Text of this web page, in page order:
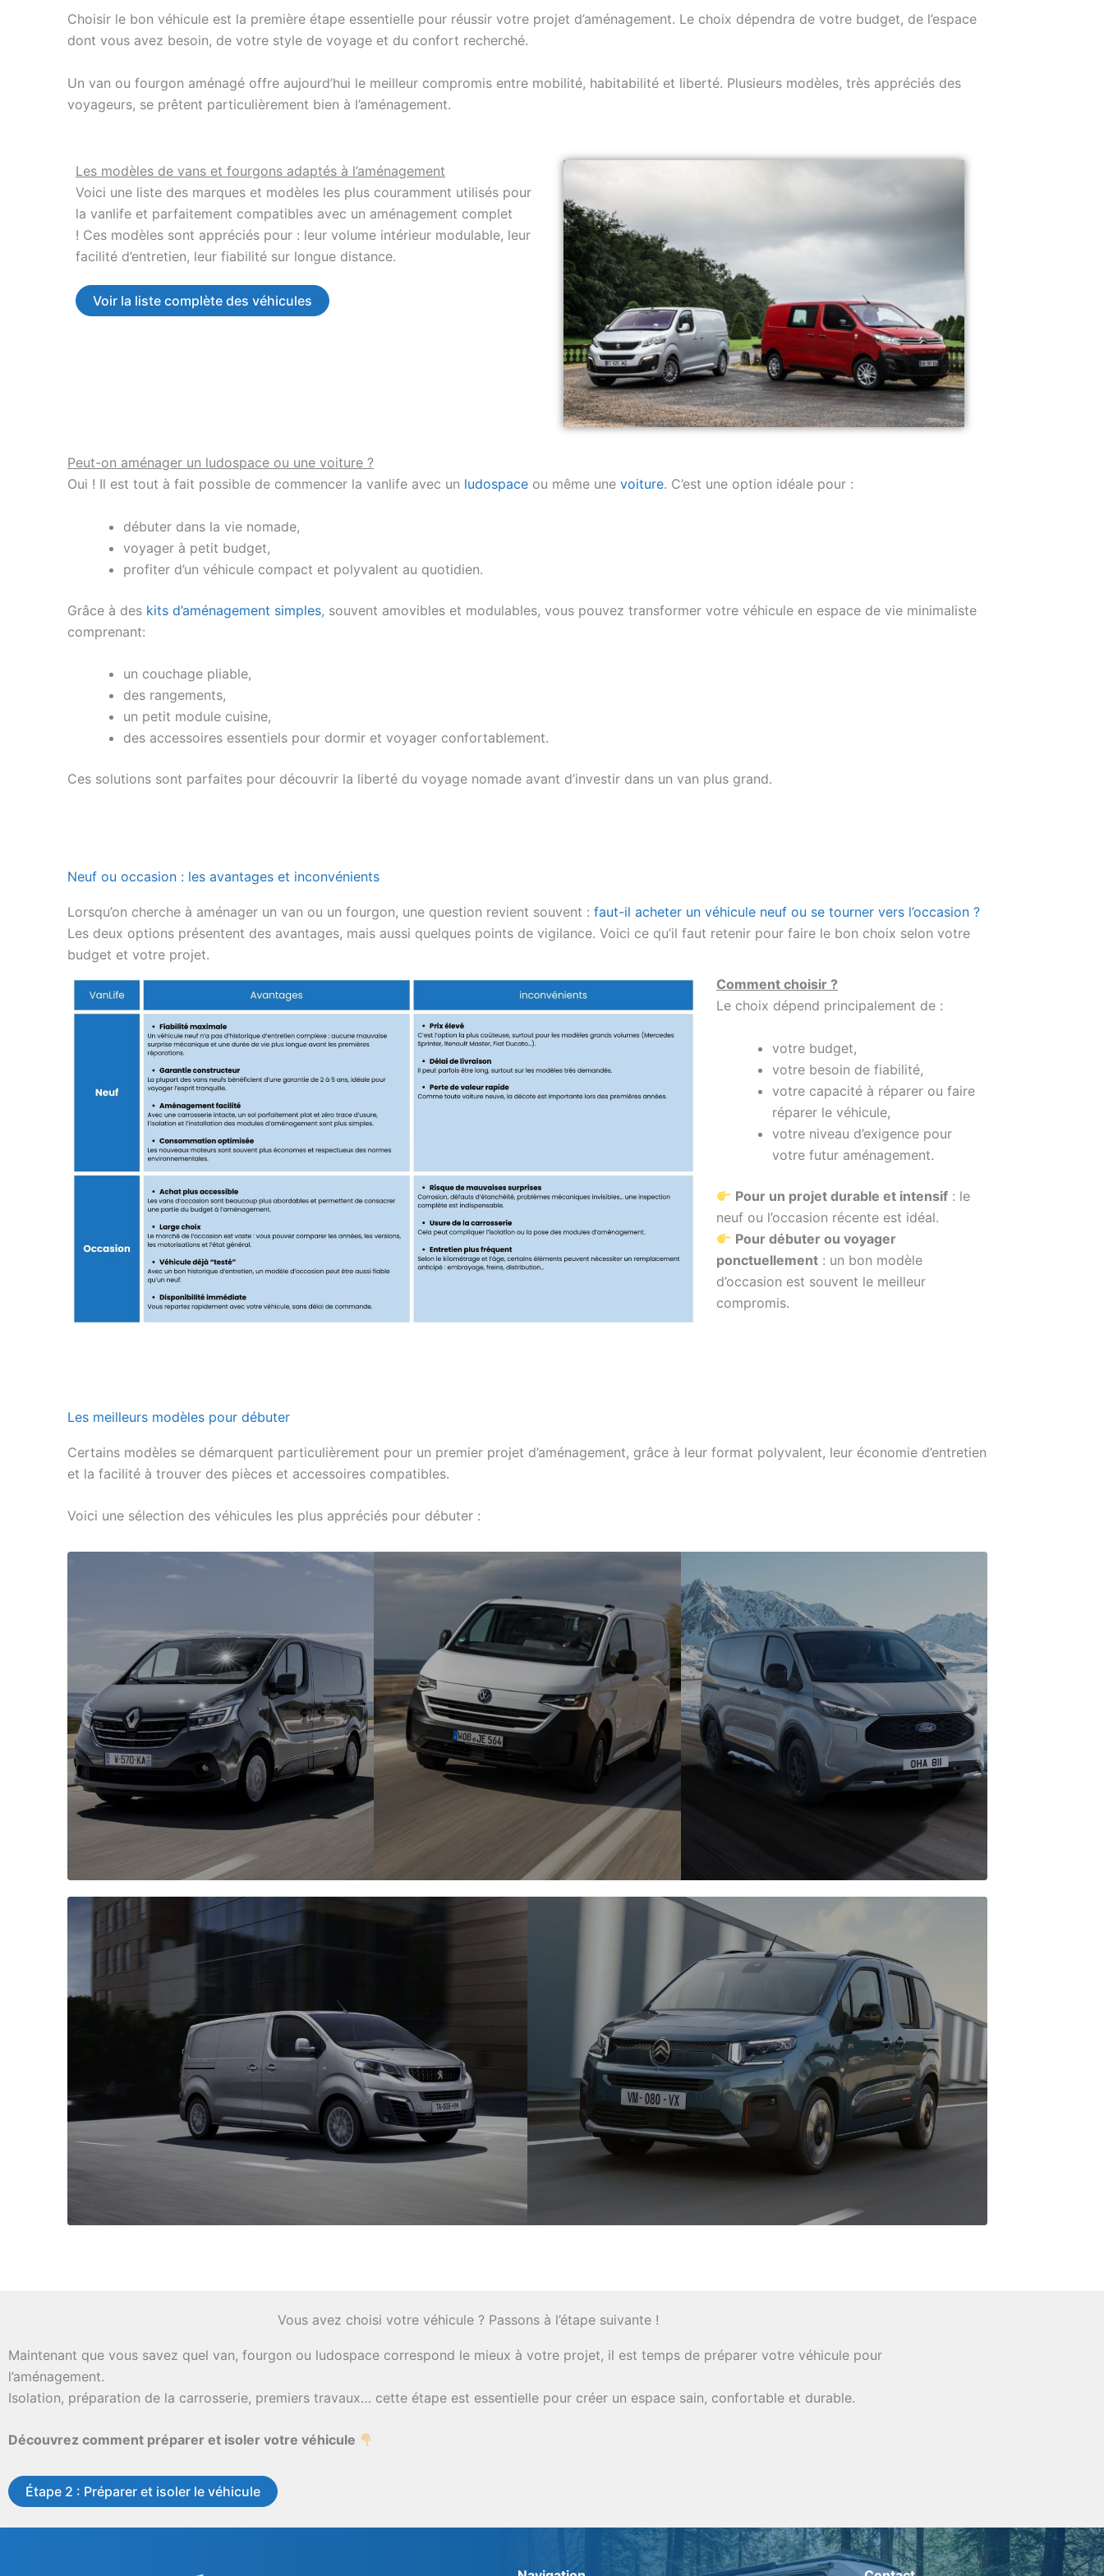
Choisir le bon véhicule est la première étape essentielle pour réussir votre projet d’aménagement. Le choix dépendra de votre budget, de l’espace
dont vous avez besoin, de votre style de voyage et du confort recherché.
Un van ou fourgon aménagé offre aujourd’hui le meilleur compromis entre mobilité, habitabilité et liberté. Plusieurs modèles, très appréciés des
voyageurs, se prêtent particulièrement bien à l’aménagement.
Les modèles de vans et fourgons adaptés à l’aménagement
Voici une liste des marques et modèles les plus couramment utilisés pour
la vanlife et parfaitement compatibles avec un aménagement complet
! Ces modèles sont appréciés pour : leur volume intérieur modulable, leur
facilité d’entretien, leur fiabilité sur longue distance.
Voir la liste complète des véhicules
Peut-on aménager un ludospace ou une voiture ?
Oui ! Il est tout à fait possible de commencer la vanlife avec un ludospace ou même une voiture. C’est une option idéale pour :
débuter dans la vie nomade,
voyager à petit budget,
profiter d’un véhicule compact et polyvalent au quotidien.
Grâce à des kits d’aménagement simples, souvent amovibles et modulables, vous pouvez transformer votre véhicule en espace de vie minimaliste
comprenant:
un couchage pliable,
des rangements,
un petit module cuisine,
des accessoires essentiels pour dormir et voyager confortablement.
Ces solutions sont parfaites pour découvrir la liberté du voyage nomade avant d’investir dans un van plus grand.
Neuf ou occasion : les avantages et inconvénients
Lorsqu’on cherche à aménager un van ou un fourgon, une question revient souvent : faut-il acheter un véhicule neuf ou se tourner vers l’occasion ?
Les deux options présentent des avantages, mais aussi quelques points de vigilance. Voici ce qu’il faut retenir pour faire le bon choix selon votre
budget et votre projet.
Comment choisir ?
Le choix dépend principalement de :
votre budget,
votre besoin de fiabilité,
votre capacité à réparer ou faire
réparer le véhicule,
votre niveau d’exigence pour
votre futur aménagement.
Pour un projet durable et intensif : le
neuf ou l’occasion récente est idéal.
Pour débuter ou voyager
ponctuellement: un bon modèle
d’occasion est souvent le meilleur
compromis.
Les meilleurs modèles pour débuter
Certains modèles se démarquent particulièrement pour un premier projet d’aménagement, grâce à leur format polyvalent, leur économie d’entretien
et la facilité à trouver des pièces et accessoires compatibles.
Voici une sélection des véhicules les plus appréciés pour débuter :
Vous avez choisi votre véhicule ? Passons à l’étape suivante !
Maintenant que vous savez quel van, fourgon ou ludospace correspond le mieux à votre projet, il est temps de préparer votre véhicule pour
l’aménagement.
Isolation, préparation de la carrosserie, premiers travaux… cette étape est essentielle pour créer un espace sain, confortable et durable.
Découvrez comment préparer et isoler votre véhicule
Étape 2 : Préparer et isoler le véhicule